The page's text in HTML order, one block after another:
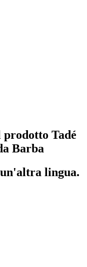
Tadé
Barba
lingua.